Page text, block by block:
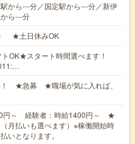
から---分／国定駅から---分／新伊
ら---分
★土日休みOK
OK★スタート時間選べます！
！ ★急募 ★職場が気に入れば、
円～ 経験者：時給1400円～ ★
月払いも選べます）※稼働開始時
いとなります。